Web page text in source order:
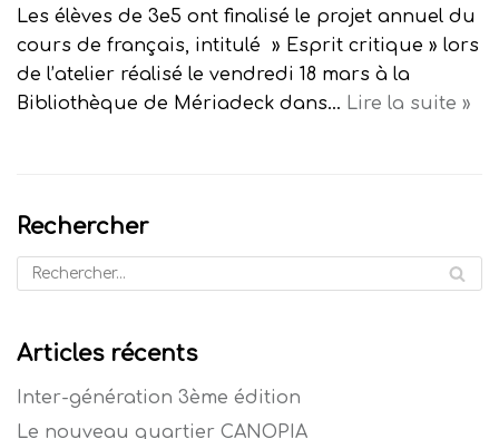
Les élèves de 3e5 ont finalisé le projet annuel du
cours de français, intitulé » Esprit critique » lors
de l’atelier réalisé le vendredi 18 mars à la
Bibliothèque de Mériadeck dans… Lire la suite »
Rechercher
Articles récents
Inter-génération 3ème édition
Le nouveau quartier CANOPIA